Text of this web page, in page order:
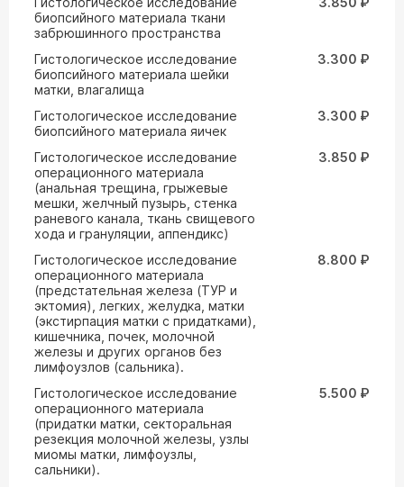
биопсийного материала ткани
забрюшинного пространства
Гистологическое исследование
биопсийного материала шейки
матки, влагалища
3.300 ₽
Гистологическое исследование
биопсийного материала яичек
3.300 ₽
Гистологическое исследование
операционного материала
(анальная трещина, грыжевые
мешки, желчный пузырь, стенка
раневого канала, ткань свищевого
хода и грануляции, аппендикс)
3.850 ₽
Гистологическое исследование
операционного материала
(предстательная железа (ТУР и
эктомия), легких, желудка, матки
(экстирпация матки с придатками),
кишечника, почек, молочной
железы и других органов без
лимфоузлов (сальника).
8.800 ₽
Гистологическое исследование
операционного материала
(придатки матки, секторальная
резекция молочной железы, узлы
миомы матки, лимфоузлы,
сальники).
5.500 ₽